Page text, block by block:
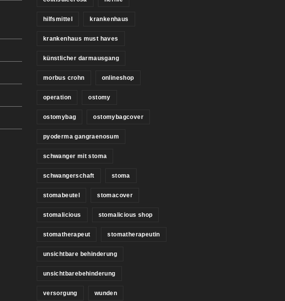
hilfsmittel krankenhaus
krankenhaus must haves
künstlicher darmausgang
morbus crohn onlineshop
operation ostomy
ostomybag ostomybagcover
pyoderma gangraenosum
schwanger mit stoma
schwangerschaft stoma
stomabeutel stomacover
stomalicious stomalicious shop
stomatherapeut stomatherapeutin
unsichtbare behinderung
unsichtbarebehinderung
versorgung wunden